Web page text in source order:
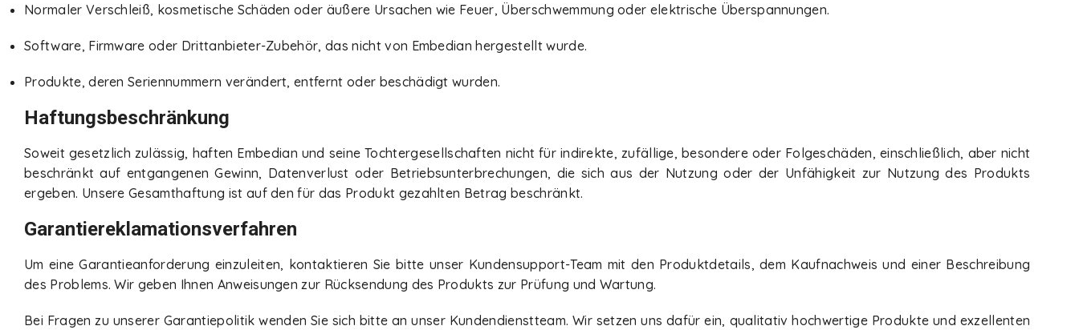
Normaler Verschleiß, kosmetische Schäden oder äußere Ursachen wie Feuer, Überschwemmung oder elektrische Überspannungen.
Software, Firmware oder Drittanbieter-Zubehör, das nicht von Embedian hergestellt wurde.
Produkte, deren Seriennummern verändert, entfernt oder beschädigt wurden.
Haftungsbeschränkung
Soweit gesetzlich zulässig, haften Embedian und seine Tochtergesellschaften nicht für indirekte, zufällige, besondere oder Folgeschäden, einschließlich, aber nicht
beschränkt auf entgangenen Gewinn, Datenverlust oder Betriebsunterbrechungen, die sich aus der Nutzung oder der Unfähigkeit zur Nutzung des Produkts
ergeben. Unsere Gesamthaftung ist auf den für das Produkt gezahlten Betrag beschränkt.
Garantiereklamationsverfahren
Um eine Garantieanforderung einzuleiten, kontaktieren Sie bitte unser Kundensupport-Team mit den Produktdetails, dem Kaufnachweis und einer Beschreibung
des Problems. Wir geben Ihnen Anweisungen zur Rücksendung des Produkts zur Prüfung und Wartung.
Bei Fragen zu unserer Garantiepolitik wenden Sie sich bitte an unser Kundendienstteam. Wir setzen uns dafür ein, qualitativ hochwertige Produkte und exzellenten